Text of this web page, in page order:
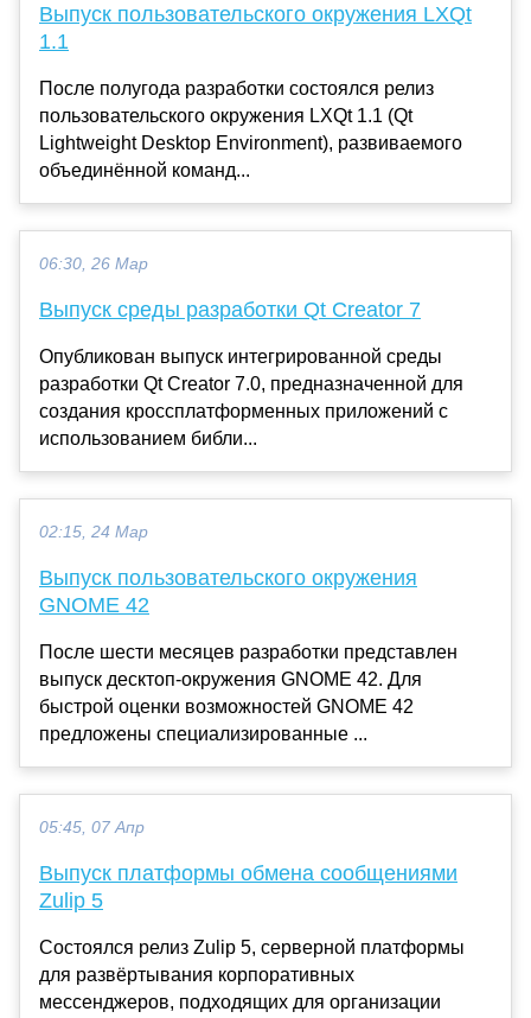
Выпуск пользовательского окружения LXQt
1.1
После полугода разработки состоялся релиз
пользовательского окружения LXQt 1.1 (Qt
Lightweight Desktop Environment), развиваемого
объединённой команд...
06:30, 26 Мар
Выпуск среды разработки Qt Creator 7
Опубликован выпуск интегрированной среды
разработки Qt Creator 7.0, предназначенной для
создания кроссплатформенных приложений с
использованием библи...
02:15, 24 Мар
Выпуск пользовательского окружения
GNOME 42
После шести месяцев разработки представлен
выпуск десктоп-окружения GNOME 42. Для
быстрой оценки возможностей GNOME 42
предложены специализированные ...
05:45, 07 Апр
Выпуск платформы обмена сообщениями
Zulip 5
Состоялся релиз Zulip 5, серверной платформы
для развёртывания корпоративных
мессенджеров, подходящих для организации